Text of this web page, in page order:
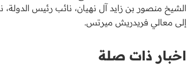
الشيخ منصور بن زايد آل نهيان، نائب رئيس الدولة،
إلى معالي فريدريش ميرتس.
اخبار ذات صلة